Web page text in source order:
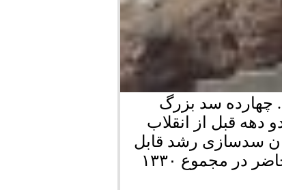
میلادی آغاز شد. چهارده سد بزرگ
دهه قبل از انقلاب
سدسازی رشد قابل
توجهی در کشور به وجود آورد به طوری که در حال حاضر در مجموع ۱۳۳۰